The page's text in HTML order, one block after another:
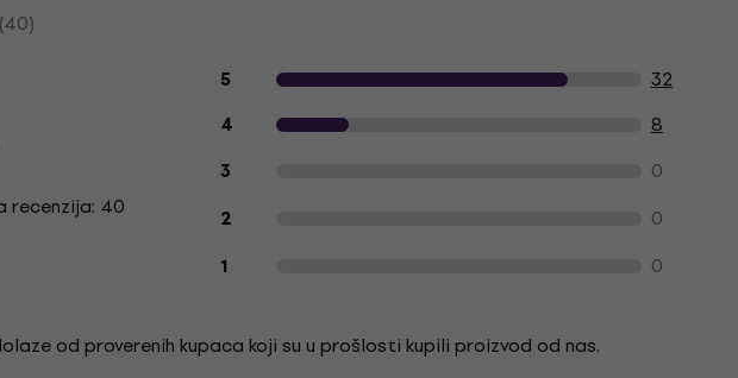
(40)
recenzija: 40
Recenzije kupaca o proizvodu
5 32
4 8
3 0
2 0
1 0
od proverenih kupaca koji su u prošlosti kupili proizvod od nas.